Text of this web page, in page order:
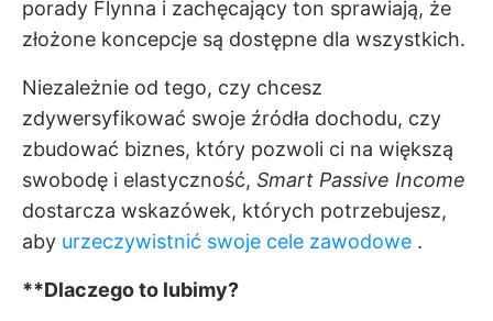
porady Flynna i zachęcający ton sprawiają, że
złożone koncepcje są dostępne dla wszystkich.
Niezależnie od tego, czy chcesz
zdywersyfikować swoje źródła dochodu, czy
zbudować biznes, który pozwoli ci na większą
swobodę i elastyczność, Smart Passive Income
dostarcza wskazówek, których potrzebujesz,
aby urzeczywistnić swoje cele zawodowe .
**Dlaczego to lubimy?